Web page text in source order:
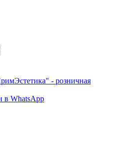
- розничная
в WhatsApp